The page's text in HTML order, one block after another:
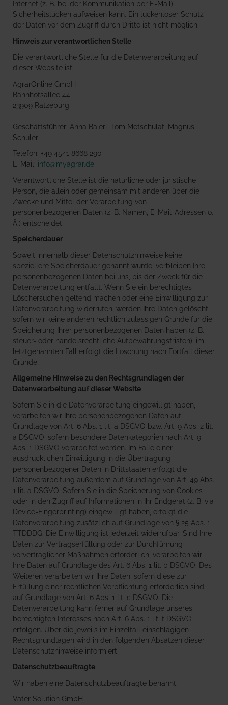
Internet (z. B. bei der Kommunikation per E-Mail)
Sicherheitslücken aufweisen kann. Ein lückenloser Schutz
der Daten vor dem Zugriff durch Dritte ist nicht möglich.
Hinweis zur verantwortlichen Stelle
Die verantwortliche Stelle für die Datenverarbeitung auf
dieser Website ist:
AgrarOnline GmbH
Bahnhofsallee 44
23909 Ratzeburg
Geschäftsführer: Anna Baierl, Tom Metschulat, Magnus
Schuler
Telefon: +49 4541 8668 290
E-Mail: info@myagrar.de
Verantwortliche Stelle ist die natürliche oder juristische
Person, die allein oder gemeinsam mit anderen über die
Zwecke und Mittel der Verarbeitung von
personenbezogenen Daten (z. B. Namen, E-Mail-Adressen o.
Ä.) entscheidet.
Speicherdauer
Soweit innerhalb dieser Datenschutzhinweise keine
speziellere Speicherdauer genannt wurde, verbleiben Ihre
personenbezogenen Daten bei uns, bis der Zweck für die
Datenverarbeitung entfällt. Wenn Sie ein berechtigtes
Löschersuchen geltend machen oder eine Einwilligung zur
Datenverarbeitung widerrufen, werden Ihre Daten gelöscht,
sofern wir keine anderen rechtlich zulässigen Gründe für die
Speicherung Ihrer personenbezogenen Daten haben (z. B.
steuer- oder handelsrechtliche Aufbewahrungsfristen); im
letztgenannten Fall erfolgt die Löschung nach Fortfall dieser
Gründe.
Allgemeine Hinweise zu den Rechtsgrundlagen der
Datenverarbeitung auf dieser Website
Sofern Sie in die Datenverarbeitung eingewilligt haben,
verarbeiten wir Ihre personenbezogenen Daten auf
Grundlage von Art. 6 Abs. 1 lit. a DSGVO bzw. Art. 9 Abs. 2 lit.
a DSGVO, sofern besondere Datenkategorien nach Art. 9
Abs. 1 DSGVO verarbeitet werden. Im Falle einer
ausdrücklichen Einwilligung in die Übertragung
personenbezogener Daten in Drittstaaten erfolgt die
Datenverarbeitung außerdem auf Grundlage von Art. 49 Abs.
1 lit. a DSGVO. Sofern Sie in die Speicherung von Cookies
oder in den Zugriff auf Informationen in Ihr Endgerät (z. B. via
Device-Fingerprinting) eingewilligt haben, erfolgt die
Datenverarbeitung zusätzlich auf Grundlage von § 25 Abs. 1
TTDDDG. Die Einwilligung ist jederzeit widerrufbar. Sind Ihre
Daten zur Vertragserfüllung oder zur Durchführung
vorvertraglicher Maßnahmen erforderlich, verarbeiten wir
Ihre Daten auf Grundlage des Art. 6 Abs. 1 lit. b DSGVO. Des
Weiteren verarbeiten wir Ihre Daten, sofern diese zur
Erfüllung einer rechtlichen Verpflichtung erforderlich sind
auf Grundlage von Art. 6 Abs. 1 lit. c DSGVO. Die
Datenverarbeitung kann ferner auf Grundlage unseres
berechtigten Interesses nach Art. 6 Abs. 1 lit. f DSGVO
erfolgen. Über die jeweils im Einzelfall einschlägigen
Rechtsgrundlagen wird in den folgenden Absätzen dieser
Datenschutzhinweise informiert.
Datenschutz­beauftragte
Wir haben eine Datenschutzbeauftragte benannt.
Vater Solution GmbH